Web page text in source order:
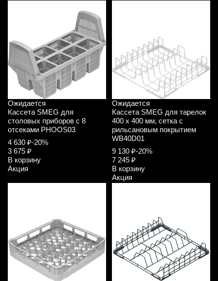
Ожидается
Кассета SMEG для
столовых приборов с 8
отсеками PHOOS03
4 630 ₽-20%
3 675 ₽
В корзину
Акция
Ожидается
Кассета SMEG для тарелок
400 х 400 мм, сетка с
рильсановым покрытием
WB40D01
9 130 ₽-20%
7 245 ₽
В корзину
Акция